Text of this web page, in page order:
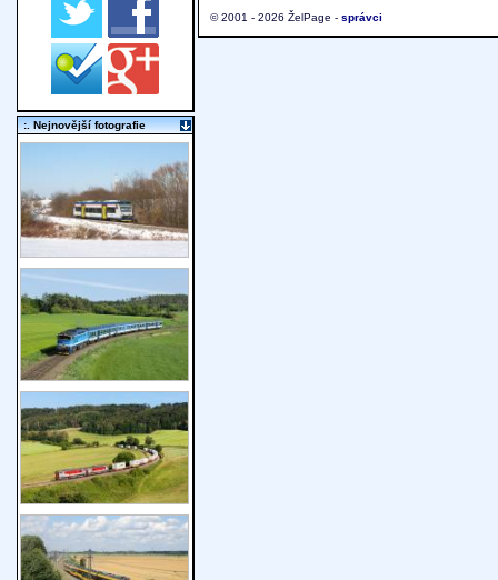
© 2001 - 2026 ŽelPage - správci
:. Nejnovější fotografie